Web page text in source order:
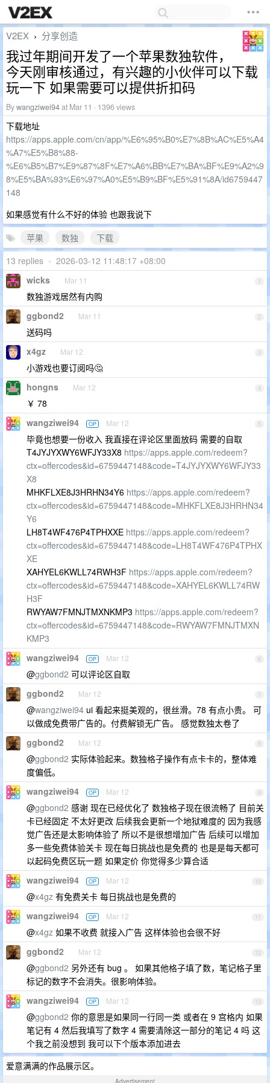
V2EX › 分享创造
我过年期间开发了一个苹果数独软件，
今天刚审核通过，有兴趣的小伙伴可以下载
玩一下 如果需要可以提供折扣码
Bywangziwei94at Mar 11 · 1396 views
下载地址
https://apps.apple.com/cn/app/%E6%95%B0%E7%8B%AC%E5%A4
%A7%E5%B8%88-
%E6%B5%B7%E9%87%8F%E7%A6%BB%E7%BA%BF%E9%A2%9
8%E5%BA%93%E6%97%A0%E5%B9%BF%E5%91%8A/id6759447
148
如果感觉有什么不好的体验 也跟我说下
苹果
数独
下载
13 replies • 2026-03-12 11:48:17 +08:00
1
wicks Mar 11
数独游戏居然有内购
2
ggbond2 Mar 11
送码吗
3
x4gz Mar 12
小游戏也要订阅吗🤔
4
hongns Mar 12
￥ 78
5
wangziwei94 OP Mar 12
毕竟也想要一份收入 我直接在评论区里面放码 需要的自取
T4JYJYXWY6WFJY33X8 https://apps.apple.com/redeem?
ctx=offercodes&id=6759447148&code=T4JYJYXWY6WFJY33
X8
MHKFLXE8J3HRHN34Y6 https://apps.apple.com/redeem?
ctx=offercodes&id=6759447148&code=MHKFLXE8J3HRHN34
Y6
LH8T4WF476P4TPHXXE https://apps.apple.com/redeem?
ctx=offercodes&id=6759447148&code=LH8T4WF476P4TPHX
XE
XAHYEL6KWLL74RWH3F https://apps.apple.com/redeem?
ctx=offercodes&id=6759447148&code=XAHYEL6KWLL74RW
H3F
RWYAW7FMNJTMXNKMP3 https://apps.apple.com/redeem?
ctx=offercodes&id=6759447148&code=RWYAW7FMNJTMXN
KMP3
6
wangziwei94 OP Mar 12
@ggbond2 可以评论区自取
7
ggbond2 Mar 12
@wangziwei94 ui 看起来挺美观的，很丝滑。78 有点小贵。 可
以做成免费带广告的。付费解锁无广告。 感觉数独太卷了
8
ggbond2 Mar 12
@ggbond2 实际体验起来。数独格子操作有点卡卡的，整体难
度偏低。
9
wangziwei94 OP Mar 12
@ggbond2 感谢 现在已经优化了 数独格子现在很流畅了 目前关
卡已经固定 不太好更改 后续我会更新一个地狱难度的 因为我感
觉广告还是太影响体验了 所以不是很想增加广告 后续可以增加
多一些免费体验关卡 现在每日挑战也是免费的 也是是每天都可
以起码免费区玩一题 如果定价 你觉得多少算合适
10
wangziwei94 OP Mar 12
@x4gz 有免费关卡 每日挑战也是免费的
11
wangziwei94 OP Mar 12
@x4gz 如果不收费 就接入广告 这样体验也会很不好
12
ggbond2 Mar 12
@ggbond2 另外还有 bug 。 如果其他格子填了数，笔记格子里
标记的数字不会消失。很影响体验。
13
wangziwei94 OP Mar 12
@ggbond2 你的意思是如果同一行同一类 或者在 9 宫格内 如果
笔记有 4 然后我填写了数字 4 需要清除这一部分的笔记 4 吗 这
个我之前没想到 我可以下个版本添加进去
爱意满满的作品展示区。
Advertisement